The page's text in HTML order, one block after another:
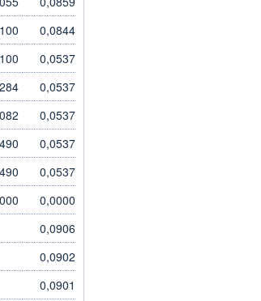
0,0844
0,0537
0,0537
0,0537
0,0537
0,0537
0,0000
0,0906
0,0902
0,0901